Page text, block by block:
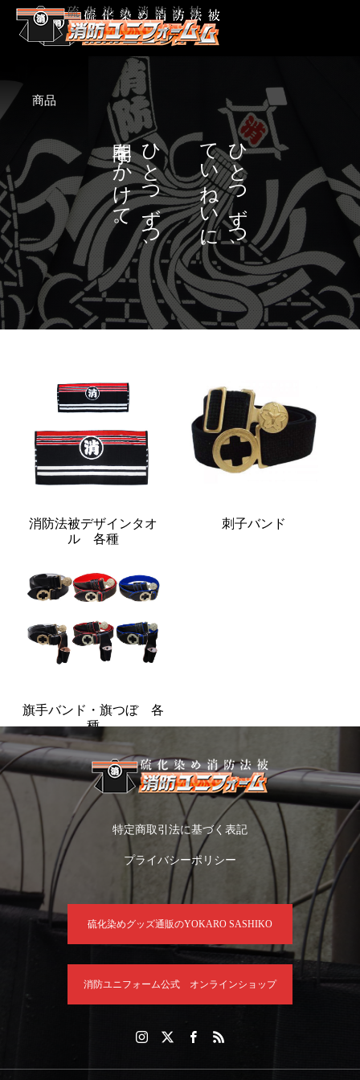
商品
ひ
と
つ
ず
つ
、
て
い
ね
い
に
。
ひ
と
つ
ず
つ
、
を
か
け
て
。
消防法被デザインタオ
ル 各種
刺子バンド
旗手バンド・旗つぼ 各
種
特定商取引法に基づく表記
プライバシーポリシー
硫化染めグッズ通販のYOKARO SASHIKO
消防ユニフォーム公式 オンラインショップ